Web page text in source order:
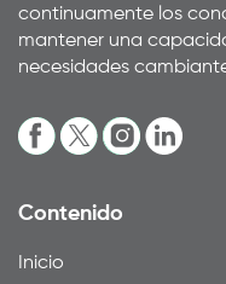
continuamente los
mantener una
necesidades
Contenido
Inicio